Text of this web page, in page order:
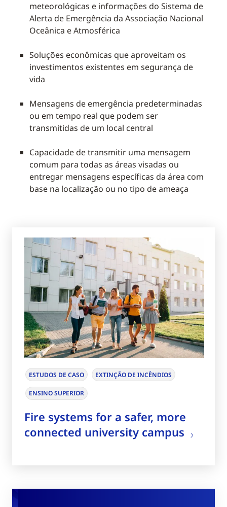
meteorológicas e informações do Sistema de
Alerta de Emergência da Associação Nacional
Oceânica e Atmosférica
Soluções econômicas que aproveitam os
investimentos existentes em segurança de
vida
Mensagens de emergência predeterminadas
ou em tempo real que podem ser
transmitidas de um local central
Capacidade de transmitir uma mensagem
comum para todas as áreas visadas ou
entregar mensagens específicas da área com
base na localização ou no tipo de ameaça
ESTUDOS DE CASO EXTINÇÃO DE INCÊNDIOS
ENSINO SUPERIOR
Fire systems for a safer, more
connected university campus